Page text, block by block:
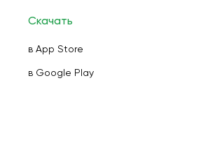
Скачать
в App Store
в Google Play